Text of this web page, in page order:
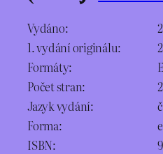
Vydáno:
1. vydání originálu:
Formáty:
Počet stran:
Jazyk vydání:
Forma:
ISBN: